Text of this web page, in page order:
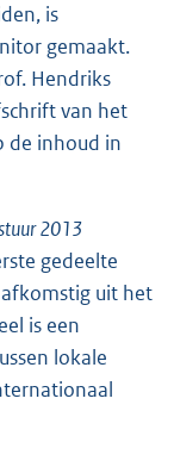
is
gemaakt.
Hendriks
van het
de inhoud in
2013
gedeelte
uit het
is een
lokale